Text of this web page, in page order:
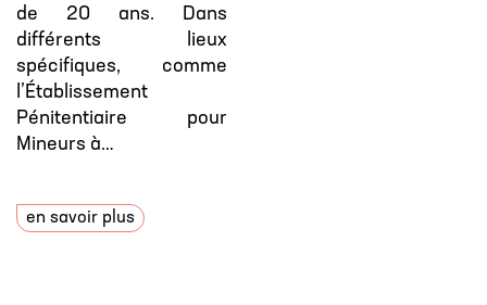
de 20 ans. Dans
différents lieux
spécifiques, comme
l’Établissement
Pénitentiaire pour
Mineurs à…
en savoir plus